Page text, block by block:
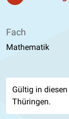
Fach
Mathematik
Gültig in
Thüringen.